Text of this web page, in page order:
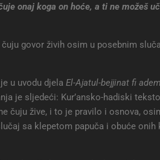
onaj koga on hoće, a ti ne možeš
govor živih osim u posebnim
u uvodu djela El-Ajatul-bejjinat fi
je sljedeći: Kur’ansko-hadiski
čuju žive, i to je pravilo i osnova,
sa klepetom papuča i obuće onih